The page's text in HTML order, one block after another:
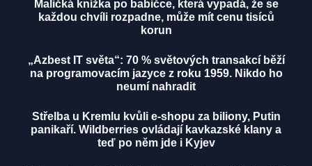
Maličká knížka po babičce, která vypadá, že se
každou chvíli rozpadne, může mít cenu tisíců
korun
„Azbest IT světa“: 70 % světových transakcí běží
na programovacím jazyce z roku 1959. Nikdo ho
neumí nahradit
Střelba u Kremlu kvůli e-shopu za biliony, Putin
panikaří. Wildberries ovládají kavkazské klany a
teď po něm jde i Kyjev